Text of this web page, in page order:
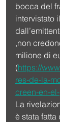
bocca del
intervistato
,non
milione di
(https://
res-de-la-
creen-en-
La
è stata